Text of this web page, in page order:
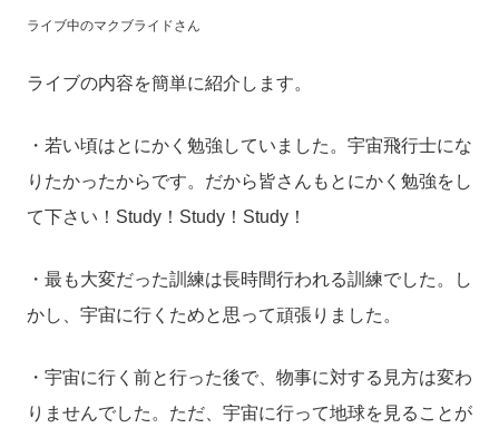
ライブ中のマクブライドさん
ライブの内容を簡単に紹介します。
・若い頃はとにかく勉強していました。宇宙飛行士にな
りたかったからです。だから皆さんもとにかく勉強をし
て下さい！ Study！ Study！ Study！
・最も大変だった訓練は長時間行われる訓練でした。し
かし、宇宙に行くためと思って頑張りました。
・宇宙に行く前と行った後で、物事に対する見方は変わ
りませんでした。ただ、宇宙に行って地球を見ることが